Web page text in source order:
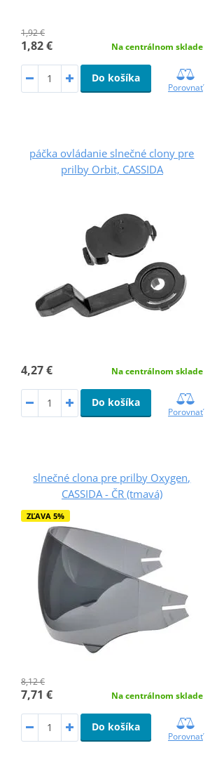
1,92 €
1,82 € Na centrálnom sklade
Do košíka
Porovnať
páčka ovládanie slnečné clony pre
prilby Orbit, CASSIDA
4,27 € Na centrálnom sklade
Do košíka
Porovnať
slnečné clona pre prilby Oxygen,
CASSIDA - ČR (tmavá)
ZĽAVA 5%
8,12 €
7,71 € Na centrálnom sklade
Do košíka
Porovnať